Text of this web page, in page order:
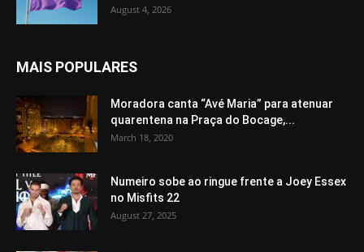
August 4, 2026
MAIS POPULARES
Moradora canta “Avé Maria” para atenuar
quarentena na Praça do Bocage,...
March 18, 2020
Numeiro sobe ao ringue frente a Joey Essex
no Misfits 22
August 27, 2025